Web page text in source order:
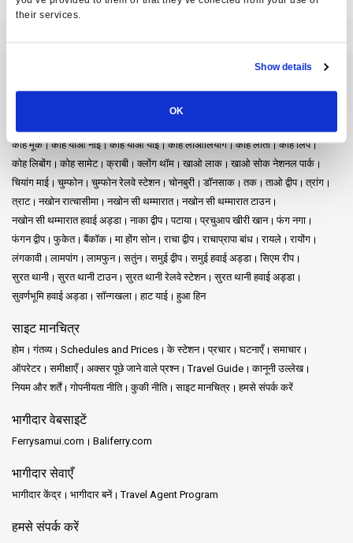
their services.
Show details
OKकोह क्रदान
कोह मूक
कोह याओ नोई कोह याओ याई कोह लाओलियांग कोह लांता
कोह लिपे
कोह लिबोंग
कोह सामेट क्राबी क्लोंग थॉम खाओ लाक
खाओ सोक नेशनल पार्क
चियांग माई
चुम्फोन चुम्फोन रेलवे स्टेशन चोनबुरी डॉनसाक तक ताओ द्वीप
त्रांग
त्राट
नखोन रात्चासीमा नखोन सी थम्मारात
नखोन सी थम्मारात टाउन
नखोन सी थम्मारात हवाई अड्डा
नाका द्वीप पटाया प्रचुआप खीरी खान
फंग नगा
फंगन द्वीप
फुकेत बैंकॉक मा होंग सोन राचा द्वीप राचाप्रापा बांध रायले
रायोंग
लंगकावी
लामपांग लामफुन सतुंन समुई द्वीप समुई हवाई अड्डा
सिएम रीप
सुरत थानी
सुरत थानी टाउन सुरत थानी रेलवे स्टेशन
सुरत थानी हवाई अड्डा
सुवर्णभूमि हवाई अड्डा
सॉन्गखला हाट याई हुआ हिन
साइट मानचित्र
होम गंतव्य Schedules and Prices के स्टेशन प्रचार घटनाएँ
समाचार
ऑपरेटर
समीक्षाएँ अक्सर पूछे जाने वाले प्रश्न Travel Guide
कानूनी उल्लेख
नियम और शर्तें
गोपनीयता नीति कुकी नीति साइट मानचित्र हमसे संपर्क करें
भागीदार वेबसाइटें
Ferrysamui.com Baliferry.com
भागीदार सेवाएँ
भागीदार केंद्र भागीदार बनें Travel Agent Program
हमसे संपर्क करें